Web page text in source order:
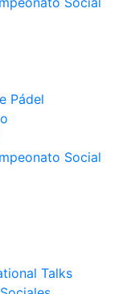
Pádel
Social
Talks